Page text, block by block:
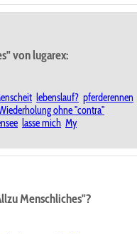
von lugarex:
lebenslauf? pferderennen
ohne "contra"
lasse mich My
Menschliches"?